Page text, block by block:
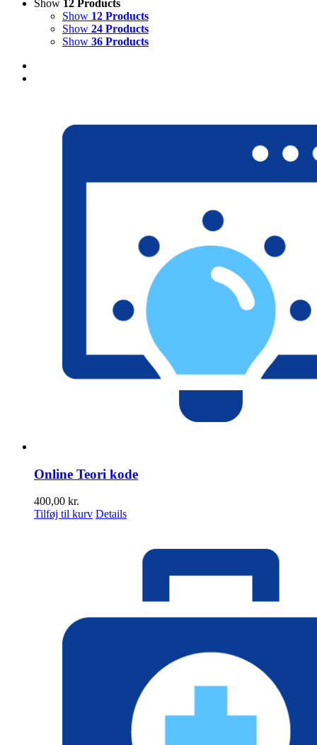
Show 12 Products
Show 12 Products
Show 24 Products
Show 36 Products
Online Teori kode
400,00 kr.
Tilføj til kurv Details